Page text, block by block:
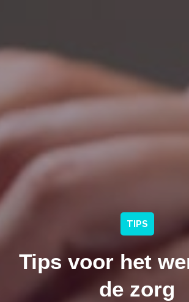
TIPS
Tips voor het
de zorg